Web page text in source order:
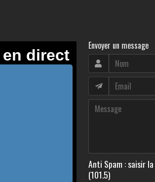
Envoyer un message
Anti Spam : saisir
(101.5)